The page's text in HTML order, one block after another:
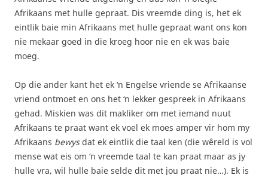
Afrikaans met hulle gepraat. Dis vreemde ding is, het ek
eintlik baie min Afrikaans met hulle gepraat want ons kon
nie mekaar goed in die kroeg hoor nie en ek was baie
moeg.
Op die ander kant het ek ‘n Engelse vriende se Afrikaanse
vriend ontmoet en ons het ‘n lekker gespreek in Afrikaans
gehad. Miskien was dit makliker om met iemand nuut
Afrikaans te praat want ek voel ek moes amper vir hom my
Afrikaans bewysdat ek eintlik die taal ken (die wêreld is vol
mense wat eis om ‘n vreemde taal te kan praat maar as jy
hulle vra, wil hulle baie selde dit met jou praat nie…). Ek is